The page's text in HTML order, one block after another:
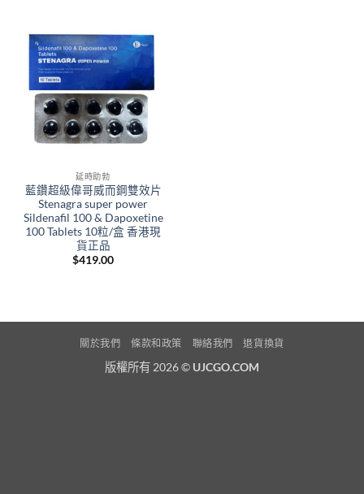
延時助勃
藍鑽超級偉哥威而鋼雙效片
Stenagra super power
Sildenafil 100 & Dapoxetine
100 Tablets 10粒/盒 香港現
貨正品
$419.00
關於我們 條款和政策 聯絡我們 退貨換貨
版權所有 2026 © UJCGO.COM